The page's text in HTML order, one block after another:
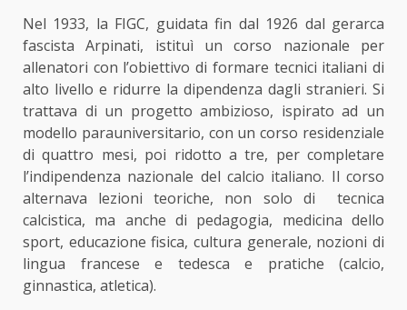
Nel 1933, la FIGC, guidata fin dal 1926 dal gerarca
fascista Arpinati, istituì un corso nazionale per
allenatori con l’obiettivo di formare tecnici italiani di
alto livello e ridurre la dipendenza dagli stranieri. Si
trattava di un progetto ambizioso, ispirato ad un
modello parauniversitario, con un corso residenziale
di quattro mesi, poi ridotto a tre, per completare
l’indipendenza nazionale del calcio italiano. Il corso
alternava lezioni teoriche, non solo di tecnica
calcistica, ma anche di pedagogia, medicina dello
sport, educazione fisica, cultura generale, nozioni di
lingua francese e tedesca e pratiche (calcio,
ginnastica, atletica).